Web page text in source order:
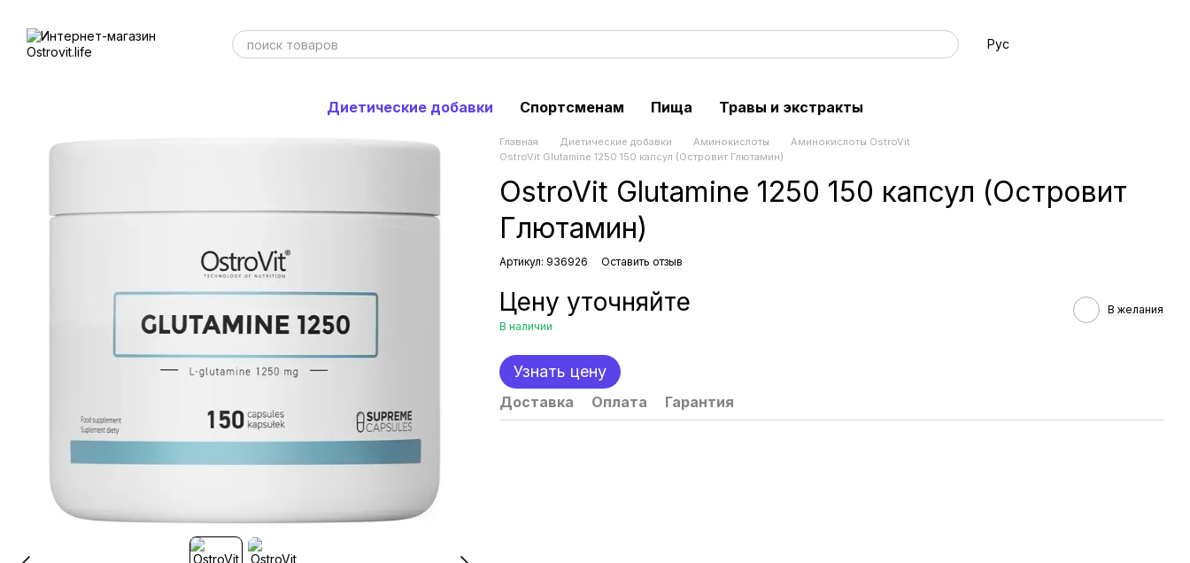
Рус
Диетические добавки Спортсменам Пища Травы и экстракты
Главная Диетические добавки Аминокислоты
Аминокислоты OstroVit
OstroVit Glutamine 1250 150 капсул (Островит Глютамин)
OstroVit Glutamine 1250 150 капсул (Островит
Глютамин)
Артикул: 936926 Оставить отзыв
Цену уточняйте
В наличии
В желания
Узнать цену
Доставка Оплата Гарантия